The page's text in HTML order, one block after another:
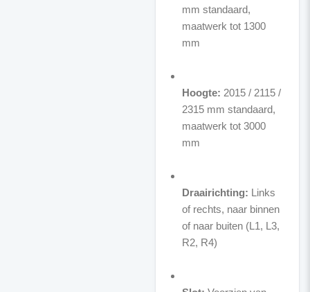
mm standaard,
maatwerk tot 1300
mm
Hoogte: 2015 / 2115 /
2315 mm standaard,
maatwerk tot 3000
mm
Draairichting: Links
of rechts, naar binnen
of naar buiten (L1, L3,
R2, R4)